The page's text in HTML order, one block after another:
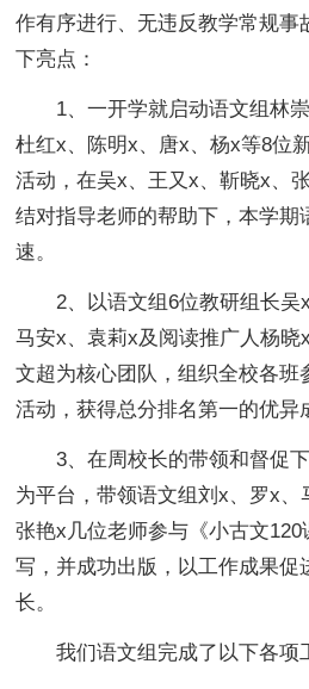
作有序进行、无违反教学常规事
下亮点：
1、一开学就启动语文组林
杜红x、陈明x、唐x、杨x等8位
活动，在吴x、王又x、靳晓x、
结对指导老师的帮助下，本学期
速。
2、以语文组6位教研组长吴
马安x、袁莉x及阅读推广人杨
文超为核心团队，组织全校各班
活动，获得总分排名第一的优异
3、在周校长的带领和督促
为平台，带领语文组刘x、罗x、
张艳x几位老师参与《小古文
写，并成功出版，以工作成果促
长。
我们语文组完成了以下各项